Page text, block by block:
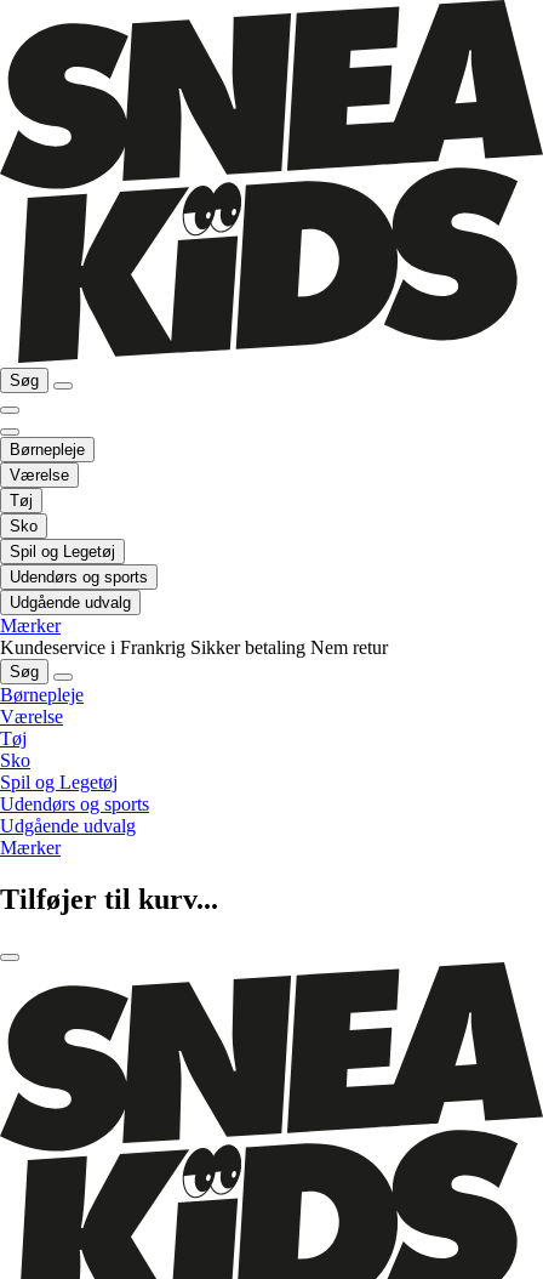
Søg
Børnepleje
Værelse
Tøj
Sko
Spil og Legetøj
Udendørs og sports
Udgående udvalg
Mærker
Kundeservice i Frankrig Sikker betaling Nem retur
Søg
Børnepleje
Værelse
Tøj
Sko
Spil og Legetøj
Udendørs og sports
Udgående udvalg
Mærker
Tilføjer til kurv...